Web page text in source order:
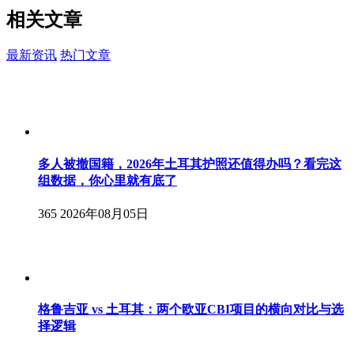
相关文章
最新资讯 热门文章
多人被撤国籍，2026年土耳其护照还值得办吗？看完这
组数据，你心里就有底了
365 2026年08月05日
格鲁吉亚 vs 土耳其：两个欧亚CBI项目的横向对比与选
择逻辑